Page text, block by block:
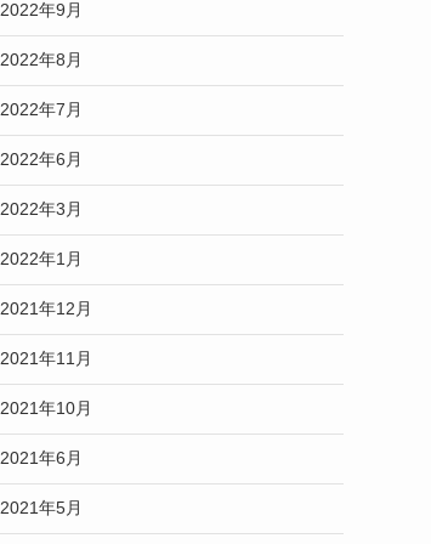
2022年9月
2022年8月
2022年7月
2022年6月
2022年3月
2022年1月
2021年12月
2021年11月
2021年10月
2021年6月
2021年5月